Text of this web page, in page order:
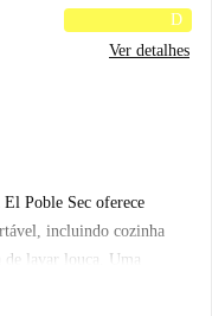
D
Ver detalhes
Poble Sec oferece
incluindo cozinha
de lavar louça. Uma
Todas as contas